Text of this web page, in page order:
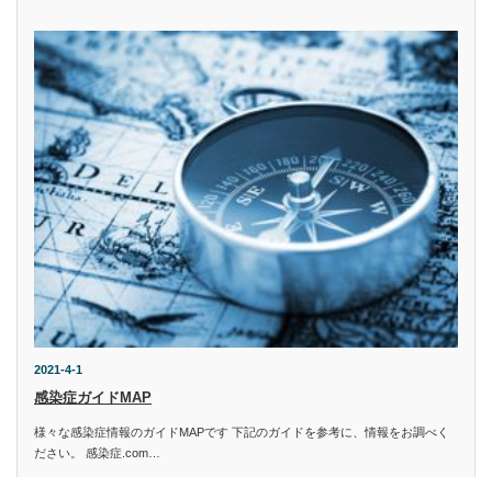
2021-4-1
感染症ガイドMAP
様々な感染症情報のガイドMAPです 下記のガイドを参考に、情報をお調べく
ださい。 感染症.com…